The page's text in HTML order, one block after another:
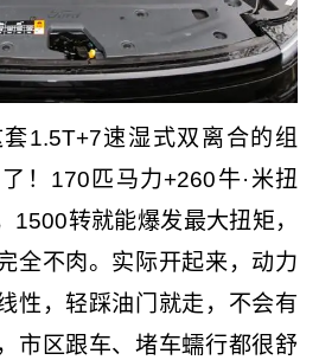
1.5T+7速湿式双离合的组
！170匹马力+260牛·米扭
1500转就能爆发最大扭矩，
全不肉。实际开起来，动力
性，轻踩油门就走，不会有
市区跟车、堵车蠕行都很舒